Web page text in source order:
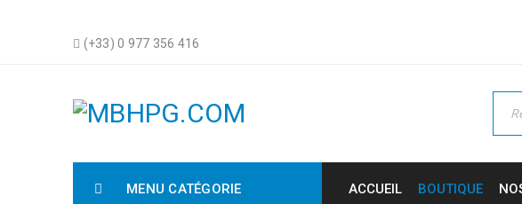
(+33) 0 977 356 416
MENU CATÉGORIE ACCUEIL BOUTIQUE